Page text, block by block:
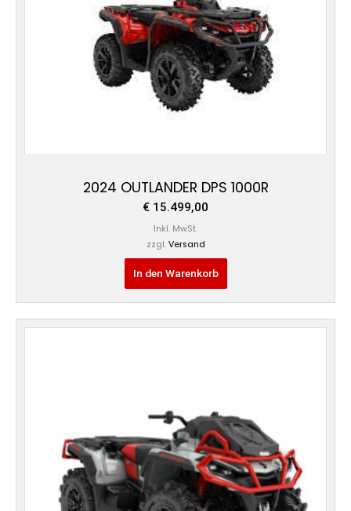
2024 OUTLANDER DPS 1000R
€ 15.499,00
Inkl. MwSt.
zzgl. Versand
In den Warenkorb